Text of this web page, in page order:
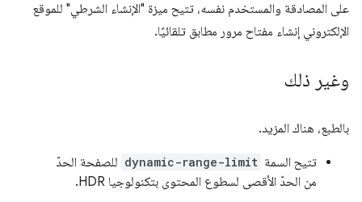
على المصادقة والمستخدم نفسه، تتيح ميزة "الإنشاء الشرطي" للموقع
الإلكتروني إنشاء مفتاح مرور مطابق تلقائيًا.
وغير ذلك
بالطبع، هناك المزيد.
تتيح السمة dynamic-range-limit للصفحة الحدّ
من الحدّ الأقصى لسطوع المحتوى بتكنولوجيا HDR.